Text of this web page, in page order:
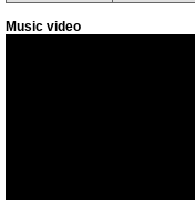
Music video